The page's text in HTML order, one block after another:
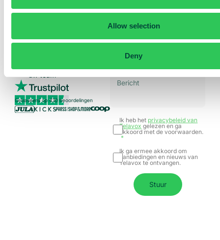
Allow selection
Deny
Presentatie van onze
uw bedrijf
Gebaseerd op 430 beoordelingen
Ik heb het privacybeleid van
Telavox gelezen en ga
akkoord met de voorwaarden.
Ik ga ermee akkoord om
aanbiedingen en nieuws van
Telavox te ontvangen.
Stuur